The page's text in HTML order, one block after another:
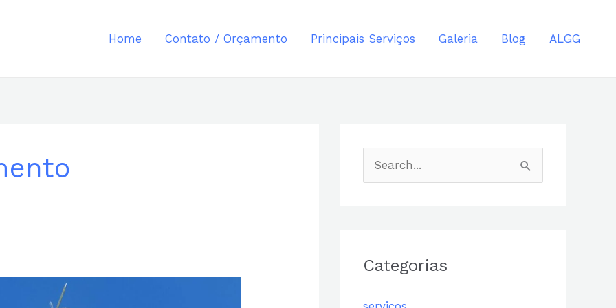
Home Contato / Orçamento Principais Serviços Galeria Blog ALGG
u
Categorias